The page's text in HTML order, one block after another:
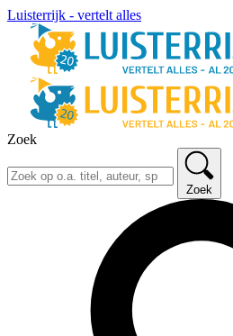
Luisterrijk - vertelt alles
Zoek
Zoek